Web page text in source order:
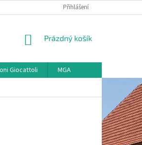
MAPA SERVERU
Přihlášení
NÁKUPNÍ
Prázdný košík
Giocattoli
MGA